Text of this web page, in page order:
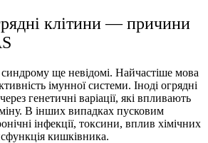
клітини— причини
ще невідомі. Найчастіше мова
імунної системи. Іноді огрядні
генетичні варіації, які впливають
В інших випадках пусковим
інфекції, токсини, вплив хімічних
кишківника.